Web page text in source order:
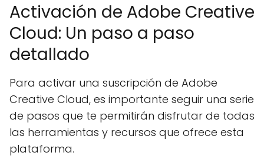
Activación de Adobe Creative
Cloud: Un paso a paso
detallado
Para activar una suscripción de Adobe
Creative Cloud, es importante seguir una serie
de pasos que te permitirán disfrutar de todas
las herramientas y recursos que ofrece esta
plataforma.